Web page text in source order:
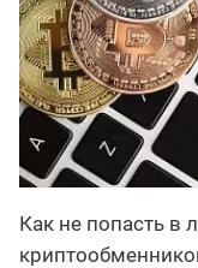
Как не попасть в